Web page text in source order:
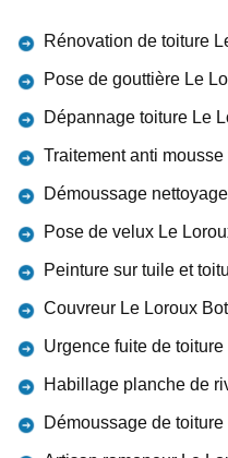
Rénovation de toiture
Pose de gouttière Le
Dépannage toiture Le
Traitement anti
Démoussage
Pose de velux Le
Peinture sur tuile et
Couvreur Le Loroux
Urgence fuite de
Habillage planche de
Démoussage de